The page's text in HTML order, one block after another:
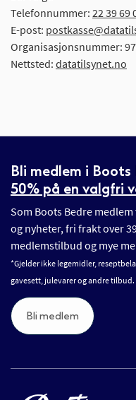
Telefonnummer: 22 39 69
E-post:
Organisasjonsnummer:
Nettsted: datatilsynet.no
Bli medlem i
50% på en valgfri
Som Boots Bedre
og nyheter, fri frakt over
medlemstilbud og mye
*Gjelder ikke legemidler,
gavesett, julevarer og andre tilbud.
Bli medlem